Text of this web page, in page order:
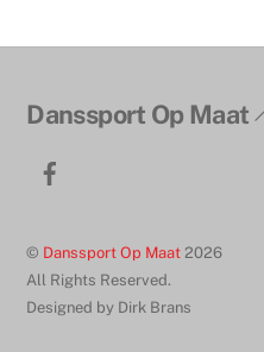
Danssport Op Maat
© Danssport Op Maat 2026
All Rights Reserved.
Designed by Dirk Brans